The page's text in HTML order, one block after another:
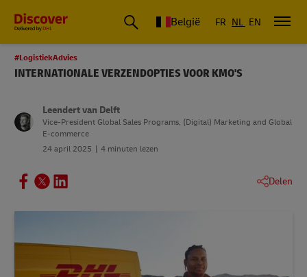
België FR NL EN
#LogistiekAdvies
INTERNATIONALE VERZENDOPTIES VOOR KMO'S
Leendert van Delft
Vice-President Global Sales Programs, (Digital) Marketing and Global
E-commerce
24 april 2025
4 minuten lezen
Delen